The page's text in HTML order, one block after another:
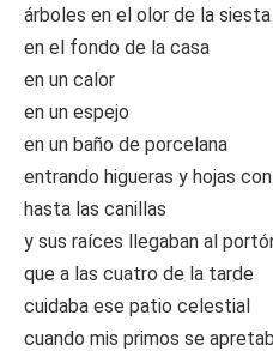
árboles en el olor de la siesta
en el fondo de la casa
en un calor
en un espejo
en un baño de porcelana
entrando higueras y hojas
hasta las canillas
y sus raíces llegaban al
que a las cuatro de la tarde
cuidaba ese patio celestial
cuando mis primos se